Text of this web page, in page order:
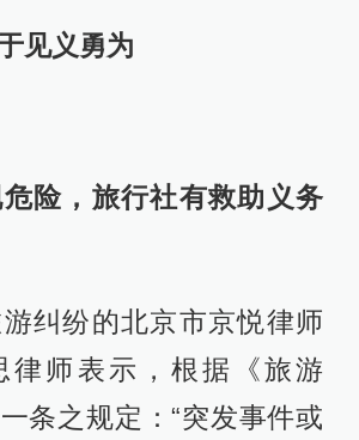
见义勇为
险，旅行社有救助义务
纠纷的北京市京悦律师
律师表示，根据《旅游
条之规定：“突发事件或